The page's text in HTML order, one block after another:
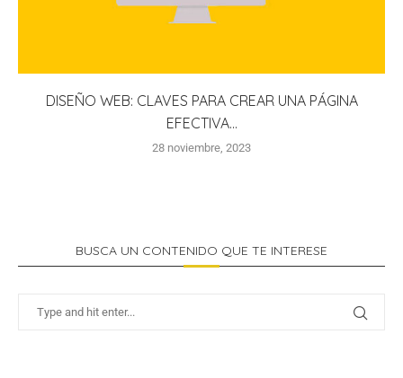
DISEÑO WEB: CLAVES PARA CREAR UNA PÁGINA
EFECTIVA...
28 noviembre, 2023
BUSCA UN CONTENIDO QUE TE INTERESE